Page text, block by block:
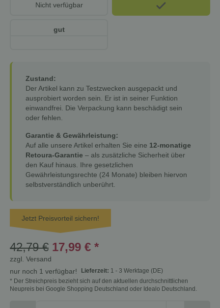
Nicht verfügbar
gut
Zustand:
Der Artikel kann zu Testzwecken ausgepackt und
ausprobiert worden sein. Er ist in seiner Funktion
einwandfrei. Die Verpackung kann beschädigt sein
oder fehlen.
Garantie & Gewährleistung:
Auf alle unsere Artikel erhalten Sie eine 12-monatige
Retoura-Garantie – als zusätzliche Sicherheit über
den Kauf hinaus. Ihre gesetzlichen
Gewährleistungsrechte (24 Monate) bleiben hiervon
selbstverständlich unberührt.
Jetzt Preisvorteil sichern!
42,79 € 17,99 € *
zzgl. Versand
nur noch 1 verfügbar!
Lieferzeit: 1 - 3 Werktage (DE)
* Der Streichpreis bezieht sich auf den aktuellen durchschnittlichen
Neupreis bei Google Shopping Deutschland oder Idealo Deutschland.